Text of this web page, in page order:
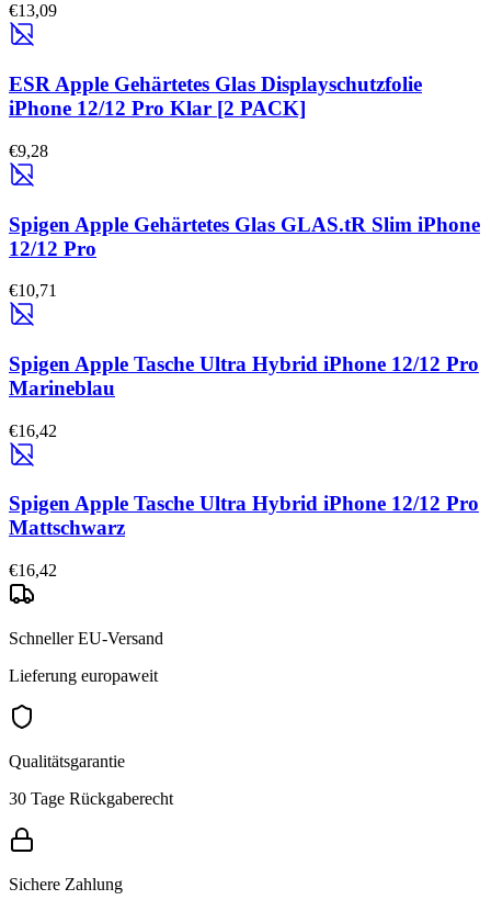
€13,09
ESR Apple Gehärtetes Glas Displayschutzfolie
iPhone 12/12 Pro Klar [2 PACK]
€9,28
Spigen Apple Gehärtetes Glas GLAS.tR Slim iPhone
12/12 Pro
€10,71
Spigen Apple Tasche Ultra Hybrid iPhone 12/12 Pro
Marineblau
€16,42
Spigen Apple Tasche Ultra Hybrid iPhone 12/12 Pro
Mattschwarz
€16,42
Schneller EU-Versand
Lieferung europaweit
Qualitätsgarantie
30 Tage Rückgaberecht
Sichere Zahlung